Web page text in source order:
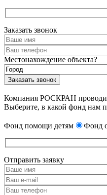
Заказать звонок
Местонахождение объекта?
Компания РОСКРАН проводит
Выберите, в какой фонд нам
Фонд помощи детям Фонд
Отправить заявку